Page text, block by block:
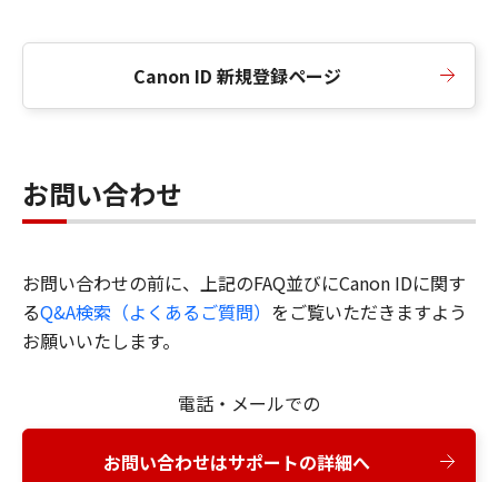
Canon ID 新規登録ページ
お問い合わせ
お問い合わせの前に、上記のFAQ並びにCanon IDに関す
るQ&A検索（よくあるご質問） をご覧いただきますよう
お願いいたします。
電話・メールでの
お問い合わせはサポートの詳細へ